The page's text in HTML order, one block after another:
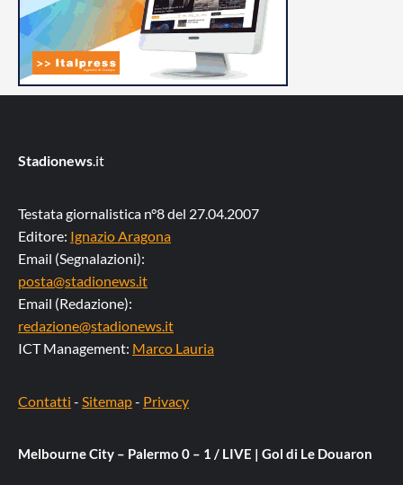
Stadionews.it
Testata giornalistica n°8 del 27.04.2007
Editore: Ignazio Aragona
Email (Segnalazioni):
posta@stadionews.it
Email (Redazione):
redazione@stadionews.it
ICT Management: Marco Lauria
Contatti - Sitemap- Privacy
Melbourne City – Palermo 0 – 1 / LIVE | Gol di Le Douaron